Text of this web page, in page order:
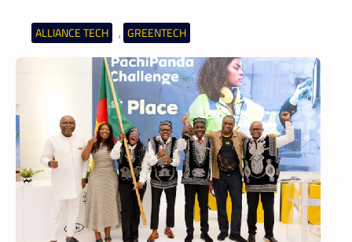
ALLIANCE TECH , GREENTECH